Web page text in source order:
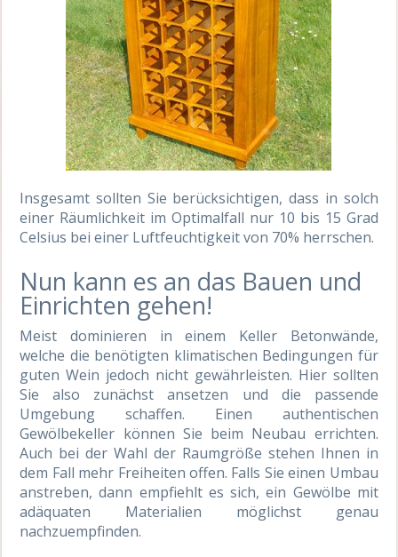
Insgesamt sollten Sie berücksichtigen, dass in solch
einer Räumlichkeit im Optimalfall nur 10 bis 15 Grad
Celsius bei einer Luftfeuchtigkeit von 70% herrschen.
Nun kann es an das Bauen und
Einrichten gehen!
Meist dominieren in einem Keller Betonwände,
welche die benötigten klimatischen Bedingungen für
guten Wein jedoch nicht gewährleisten. Hier sollten
Sie also zunächst ansetzen und die passende
Umgebung schaffen. Einen authentischen
Gewölbekeller können Sie beim Neubau errichten.
Auch bei der Wahl der Raumgröße stehen Ihnen in
dem Fall mehr Freiheiten offen. Falls Sie einen Umbau
anstreben, dann empfiehlt es sich, ein Gewölbe mit
adäquaten Materialien möglichst genau
nachzuempfinden.